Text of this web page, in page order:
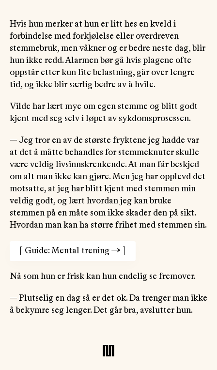
Hvis hun merker at hun er litt hes en kveld i
forbindelse med forkjølelse eller overdreven
stemmebruk, men våkner og er bedre neste dag, blir
hun ikke redd. Alarmen bør gå hvis plagene ofte
oppstår etter kun lite belastning, går over lengre
tid, og ikke blir særlig bedre av å hvile.
Vilde har lært mye om egen stemme og blitt godt
kjent med seg selv i løpet av sykdomsprosessen.
— Jeg tror en av de største fryktene jeg hadde var
at det å måtte behandles for stemmeknuter skulle
være veldig livsinnskrenkende. At man får beskjed
om alt man ikke kan gjøre. Men jeg har opplevd det
motsatte, at jeg har blitt kjent med stemmen min
veldig godt, og lært hvordan jeg kan bruke
stemmen på en måte som ikke skader den på sikt.
Hvordan man kan ha større frihet med stemmen sin.
Guide: Mental trening →
Nå som hun er frisk kan hun endelig se fremover.
— Plutselig en dag så er det ok. Da trenger man ikke
å bekymre seg lenger. Det går bra, avslutter hun.